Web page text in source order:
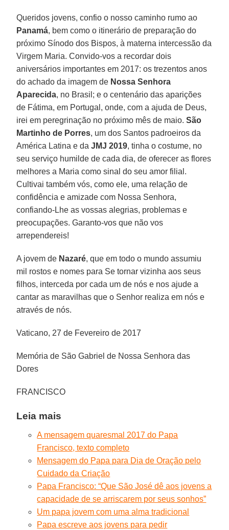
Queridos jovens, confio o nosso caminho rumo ao
Panamá, bem como o itinerário de preparação do
próximo Sínodo dos Bispos, à materna intercessão da
Virgem Maria. Convido-vos a recordar dois
aniversários importantes em 2017: os trezentos anos
do achado da imagem de Nossa Senhora
Aparecida, no Brasil; e o centenário das aparições
de Fátima, em Portugal, onde, com a ajuda de Deus,
irei em peregrinação no próximo mês de maio.São
Martinho de Porres, um dos Santos padroeiros da
América Latina e daJMJ 2019, tinha o costume, no
seu serviço humilde de cada dia, de oferecer as flores
melhores a Maria como sinal do seu amor filial.
Cultivai também vós, como ele, uma relação de
confidência e amizade com Nossa Senhora,
confiando-Lhe as vossas alegrias, problemas e
preocupações. Garanto-vos que não vos
arrependereis!
A jovem de Nazaré, que em todo o mundo assumiu
mil rostos e nomes para Se tornar vizinha aos seus
filhos, interceda por cada um de nós e nos ajude a
cantar as maravilhas que o Senhor realiza em nós e
através de nós.
Vaticano, 27 de Fevereiro de 2017
Memória de São Gabriel de Nossa Senhora das
Dores
FRANCISCO
Leia mais
A mensagem quaresmal 2017 do Papa
Francisco, texto completo
Mensagem do Papa para Dia de Oração pelo
Cuidado da Criação
Papa Francisco: “Que São José dê aos jovens a
capacidade de se arriscarem por seus sonhos”
Um papa jovem com uma alma tradicional
Papa escreve aos jovens para pedir